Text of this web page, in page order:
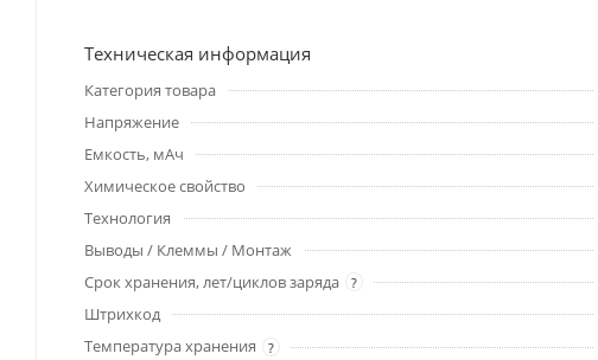
Техническая информация
Категория товара
Напряжение
Емкость, мАч
Химическое свойство
Технология
Выводы / Клеммы / Монтаж
Срок хранения, лет/циклов заряда
?
Штрихкод
Температура хранения
?